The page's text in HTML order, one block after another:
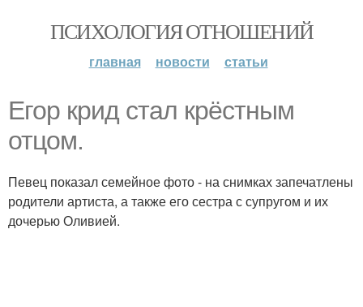
ПСИХОЛОГИЯ ОТНОШЕНИЙ
главная новости статьи
Егор крид стал крёстным
отцом.
Певец показал семейное фото - на снимках запечатлены
родители артиста, а также его сестра с супругом и их
дочерью Оливией.